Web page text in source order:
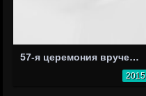
57-я церемония вручения премии «Грэмми»
2015